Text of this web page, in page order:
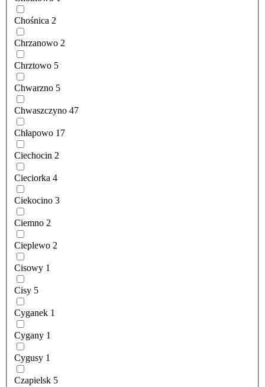
Chośnica 2
Chrzanowo 2
Chrztowo 5
Chwarzno 5
Chwaszczyno 47
Chłapowo 17
Ciechocin 2
Cieciorka 4
Ciekocino 3
Ciemno 2
Cieplewo 2
Cisowy 1
Cisy 5
Cyganek 1
Cygany 1
Cygusy 1
Czapielsk 5